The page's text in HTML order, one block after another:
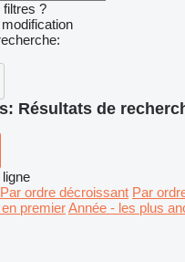
?
Résultats de
Par ordre décroissant Par
premierAnnée - les plus